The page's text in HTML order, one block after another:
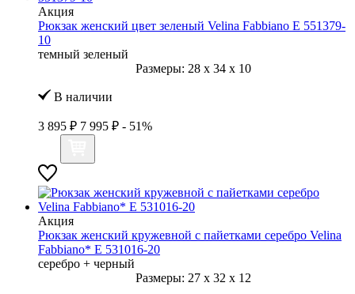
Акция
Рюкзак женский цвет зеленый Velina Fabbiano E 551379-
10
темный зеленый
Размеры: 28 x 34 x 10
В наличии
3 895 ₽ 7 995 ₽ - 51%
Акция
Рюкзак женский кружевной с пайетками серебро Velina
Fabbiano* E 531016-20
серебро + черный
Размеры: 27 x 32 x 12